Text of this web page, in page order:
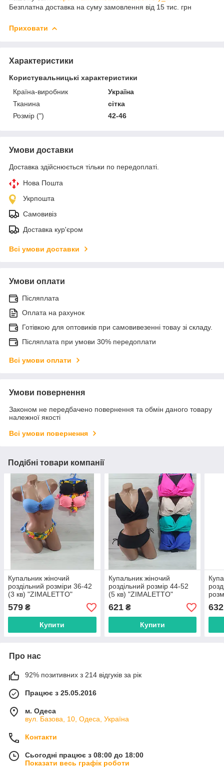
Безплатна доставка на суму замовлення від 15 тис. грн
Приховати
Характеристики
Користувальницькі характеристики
Країна-виробник
Україна
Тканина
сітка
Розмір (")
42-46
Умови доставки
Доставка здійснюється тільки по передоплаті.
Нова Пошта
Укрпошта
Самовивіз
Доставка кур'єром
Всі умови доставки
Умови оплати
Післяплата
Оплата на рахунок
Готівкою для оптовиків при самовивезенні товау зі складу.
Післяплата при умови 30% передоплати
Всі умови оплати
Умови повернення
Законом не передбачено повернення та обмін даного товару
належної якості
Всі умови повернення
Подібні товари компанії
Купальник жіночий
роздільний розміри 36-42
(3 кв) "ZIMALETTO"
недорого від прямого
постачальника
579 ₴
Купити
Купальник жіночий
роздільний розмір 44-52
(5 кв) "ZIMALETTO"
недорого від прямого
постачальника
621₴
Купити
від
632
Про нас
92% позитивних з 214 відгуків за рік
Працює з 25.05.2016
м. Одеса
вул. Базова, 10, Одеса, Україна
Контакти
Сьогодні працює з 08:00 до 18:00
Показати весь графік роботи